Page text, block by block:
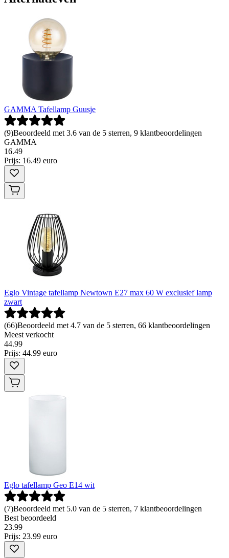
GAMMA Tafellamp Guusje
(9)Beoordeeld met 3.6 van de 5 sterren, 9 klantbeoordelingen
GAMMA
16.49
Prijs: 16.49 euro
Eglo Vintage tafellamp Newtown E27 max 60 W exclusief lamp
zwart
(66)Beoordeeld met 4.7 van de 5 sterren, 66 klantbeoordelingen
Meest verkocht
44.99
Prijs: 44.99 euro
Eglo tafellamp Geo E14 wit
(7)Beoordeeld met 5.0 van de 5 sterren, 7 klantbeoordelingen
Best beoordeeld
23.99
Prijs: 23.99 euro